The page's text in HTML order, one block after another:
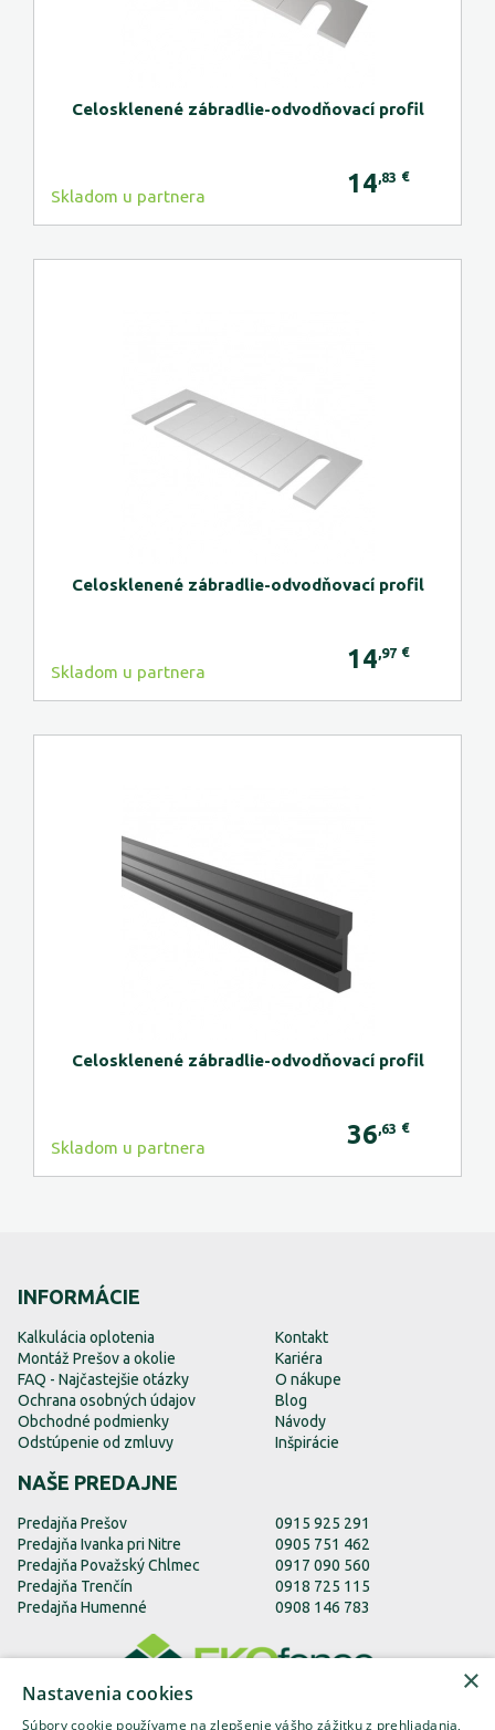
Celosklenené zábradlie-odvodňovací profil
Skladom u partnera 14 ,83 €
Celosklenené zábradlie-odvodňovací profil
Skladom u partnera 14 ,97 €
Celosklenené zábradlie-odvodňovací profil
Skladom u partnera 36 ,63 €
INFORMÁCIE
Kalkulácia oplotenia
Montáž Prešov a okolie
FAQ - Najčastejšie otázky
Ochrana osobných údajov
Obchodné podmienky
Odstúpenie od zmluvy
Kontakt
Kariéra
O nákupe
Blog
Návody
Inšpirácie
NAŠE PREDAJNE
Predajňa Prešov
Predajňa Ivanka pri Nitre
Predajňa Považský Chlmec
Predajňa Trenčín
Predajňa Humenné
0915 925 291
0905 751 462
0917 090 560
0918 725 115
0908 146 783
×
Nastavenia cookies
Súbory cookie používame na zlepšenie vášho zážitku z prehliadania,